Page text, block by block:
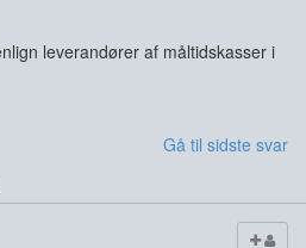
leverandører af måltidskasser i
Gå til sidste svar